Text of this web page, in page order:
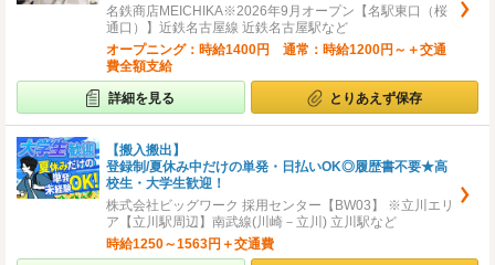
名鉄商店MEICHIKA※2026年9月オープン【名駅東口（桜
通口）】近鉄名古屋線 近鉄名古屋駅など
オープニング：時給1400円 通常：時給1200円～＋交通
費全額支給
詳細を見る とりあえず保存
【搬入搬出】
登録制/夏休み中だけの単発・日払いOK◎履歴書不要★高
校生・大学生歓迎！
株式会社ビッグワーク 採用センター【BW03】 ※立川エリ
ア【立川駅周辺】南武線(川崎－立川) 立川駅など
時給1250～1563円＋交通費